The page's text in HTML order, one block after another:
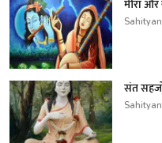
मीरा
संत